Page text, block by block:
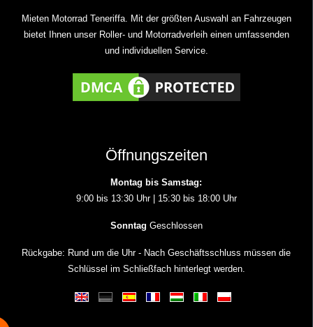
Mieten Motorrad Teneriffa. Mit der größten Auswahl an Fahrzeugen
bietet Ihnen unser Roller- und Motorradverleih einen umfassenden
und individuellen Service.
Öffnungszeiten
Montag bis Samstag:
9:00 bis 13:30 Uhr | 15:30 bis 18:00 Uhr
Sonntag Geschlossen
Rückgabe: Rund um die Uhr - Nach Geschäftsschluss müssen die
Schlüssel im Schließfach hinterlegt werden.